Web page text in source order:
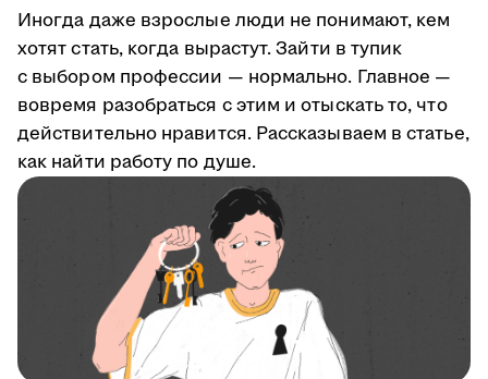
Иногда даже взрослые люди не понимают, кем
хотят стать, когда вырастут. Зайти в тупик
с выбором профессии — нормально. Главное —
вовремя разобраться с этим и отыскать то, что
действительно нравится. Рассказываем в статье,
как найти работу по душе.